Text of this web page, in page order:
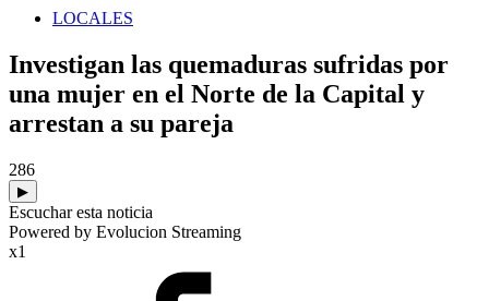
LOCALES
Investigan las quemaduras sufridas por
una mujer en el Norte de la Capital y
arrestan a su pareja
286
▶
Escuchar esta noticia
Powered by Evolucion Streaming
x1